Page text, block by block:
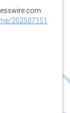
202507151